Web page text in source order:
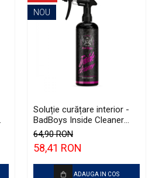
NOU
Soluție curățare interior -
BadBoys Inside Cleaner
Girls (500ml)
64,90 RON
58,41 RON
ADAUGA IN COS